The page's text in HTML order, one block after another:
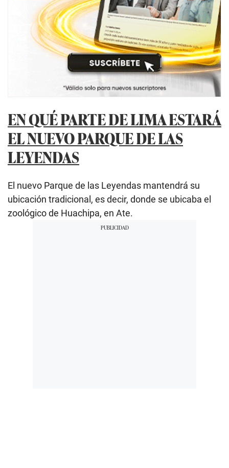
EN QUÉ PARTE DE LIMA ESTARÁ
EL NUEVO PARQUE DE LAS
LEYENDAS
El nuevo Parque de las Leyendas mantendrá su
ubicación tradicional, es decir, donde se ubicaba el
zoológico de Huachipa, en Ate.